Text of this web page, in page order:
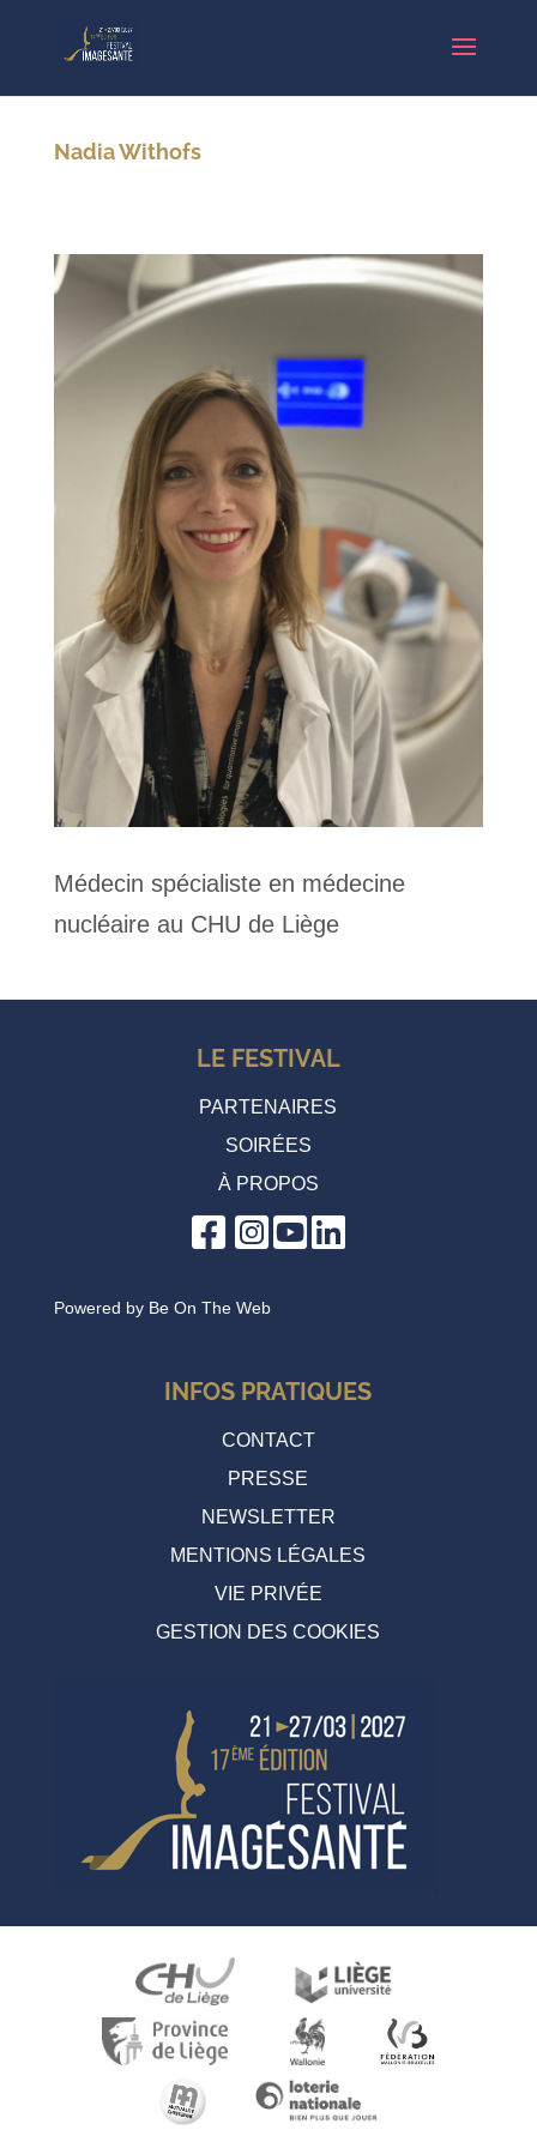
Nadia Withofs
Médecin spécialiste en médecine
nucléaire au CHU de Liège
LE FESTIVAL
PARTENAIRES
SOIRÉES
À PROPOS
Powered by Be On The Web
INFOS PRATIQUES
CONTACT
PRESSE
NEWSLETTER
MENTIONS LÉGALES
VIE PRIVÉE
GESTION DES COOKIES